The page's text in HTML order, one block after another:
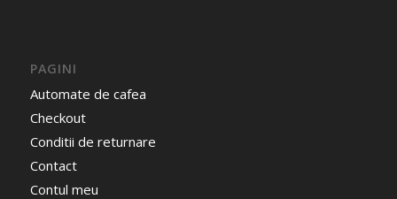
PAGINI
Automate de cafea
Checkout
Conditii de returnare
Contact
Contul meu